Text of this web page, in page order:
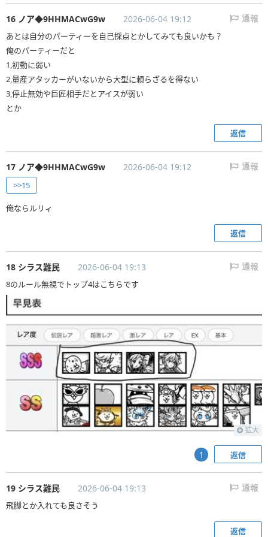
16 ノア◆9HHMACwG9w 2026-06-04 19:12 通報
あとは自分のパーティーを自己採点とかしてみても良いかも？
俺のパーティーだと
1,初動に弱い
2,量産アタッカーがいないから大型に頼らざるを得ない
3,停止無効や巨匠相手だとアイスが弱い
とか
返信
17 ノア◆9HHMACwG9w 2026-06-04 19:12 通報
>>15
俺ならルリィ
返信
18 シラス難民 2026-06-04 19:13 通報
8のルール無視でトップ4はこちらです
拡大
返信
1
19 シラス難民 2026-06-04 19:13 通報
飛脚とか入れても良さそう
返信